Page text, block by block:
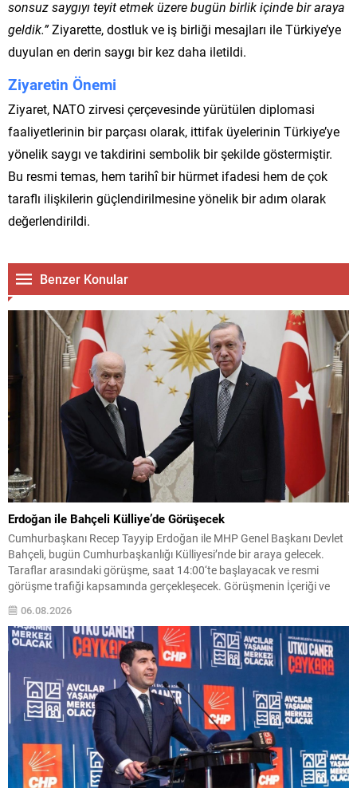
sonsuz saygıyı teyit etmek üzere bugün birlik içinde bir araya
geldik.”Ziyarette, dostluk ve iş birliği mesajları ile Türkiye’ye
duyulan en derin saygı bir kez daha iletildi.
Ziyaretin Önemi
Ziyaret, NATO zirvesi çerçevesinde yürütülen diplomasi
faaliyetlerinin bir parçası olarak, ittifak üyelerinin Türkiye’ye
yönelik saygı ve takdirini sembolik bir şekilde göstermiştir.
Bu resmi temas, hem tarihî bir hürmet ifadesi hem de çok
taraflı ilişkilerin güçlendirilmesine yönelik bir adım olarak
değerlendirildi.
Benzer Konular
Erdoğan ile Bahçeli Külliye’de Görüşecek
Cumhurbaşkanı Recep Tayyip Erdoğan ile MHP Genel Başkanı Devlet
Bahçeli, bugün Cumhurbaşkanlığı Külliyesi’nde bir araya gelecek.
Taraflar arasındaki görüşme, saat 14:00‘te başlayacak ve resmi
görüşme trafiği kapsamında gerçekleşecek. Görüşmenin İçeriği ve
ancak süreçle ilgili gelişmeler kamuoyuna duyurulacak. Ayrıntılar
geldikçe paylaşılacaktır. Not: İlerleyen...
06.08.2026